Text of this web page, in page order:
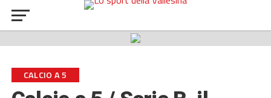
CALCIO A 5